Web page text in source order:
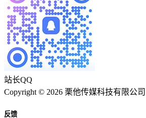
站长QQ
Copyright © 2026 栗他传媒科技有限公司
反馈